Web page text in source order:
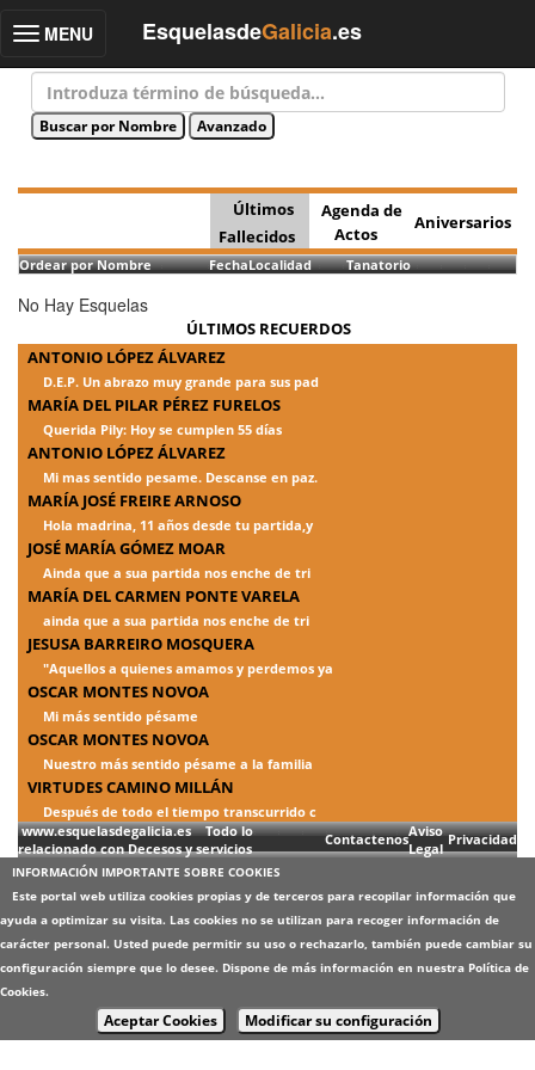
Toggle
MENU EsquelasdeGalicia.es
Últimos
Fallecidos
Agenda de
Actos
Aniversarios
Ordear por Nombre FechaLocalidad Tanatorio
No Hay Esquelas
ÚLTIMOS RECUERDOS
ANTONIO LÓPEZ ÁLVAREZ
D.E.P. Un abrazo muy grande para sus pad
MARÍA DEL PILAR PÉREZ FURELOS
Querida Pily: Hoy se cumplen 55 días
ANTONIO LÓPEZ ÁLVAREZ
Mi mas sentido pesame. Descanse en paz.
MARÍA JOSÉ FREIRE ARNOSO
Hola madrina, 11 años desde tu partida,y
JOSÉ MARÍA GÓMEZ MOAR
Ainda que a sua partida nos enche de tri
MARÍA DEL CARMEN PONTE VARELA
ainda que a sua partida nos enche de tri
JESUSA BARREIRO MOSQUERA
"Aquellos a quienes amamos y perdemos ya
OSCAR MONTES NOVOA
Mi más sentido pésame
OSCAR MONTES NOVOA
Nuestro más sentido pésame a la familia
VIRTUDES CAMINO MILLÁN
Después de todo el tiempo transcurrido c
www.esquelasdegalicia.es Todo lo
relacionado con Decesos y servicios
ContactenosAviso
Legal
Privacidad
INFORMACIÓN IMPORTANTE SOBRE COOKIES
Este portal web utiliza cookies propias y de terceros para recopilar información que
ayuda a optimizar su visita. Las cookies no se utilizan para recoger información de
carácter personal. Usted puede permitir su uso o rechazarlo, también puede cambiar su
configuración siempre que lo desee. Dispone de más información en nuestra Política de
Cookies.